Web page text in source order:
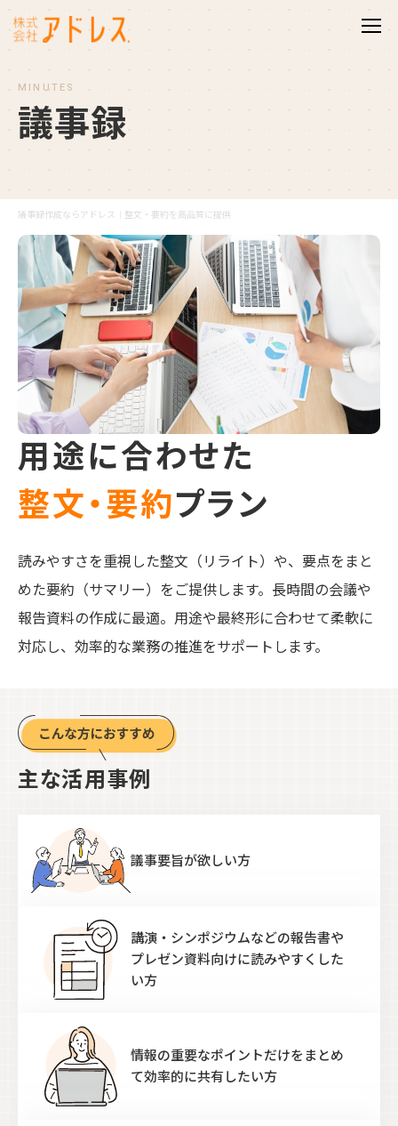
議事録作成ならアドレス｜整文・要約を高品質に提供
MINUTES
議事録
用途に合わせた
整文・要約プラン
読みやすさを重視した整文（リライト）や、要点をまと
めた要約（サマリー）をご提供します。長時間の会議や
報告資料の作成に最適。用途や最終形に合わせて柔軟に
対応し、効率的な業務の推進をサポートします。
主な活用事例
議事要旨が欲しい方
講演・シンポジウムなどの報告書や
プレゼン資料向けに読みやすくした
い方
情報の重要なポイントだけをまとめ
て効率的に共有したい方